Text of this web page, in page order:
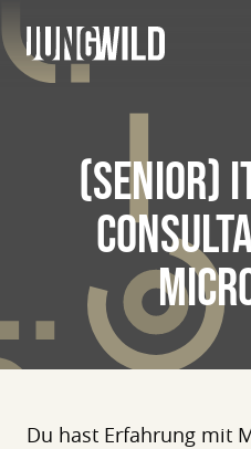
(SENIOR)
Du hast Erfahrung mit